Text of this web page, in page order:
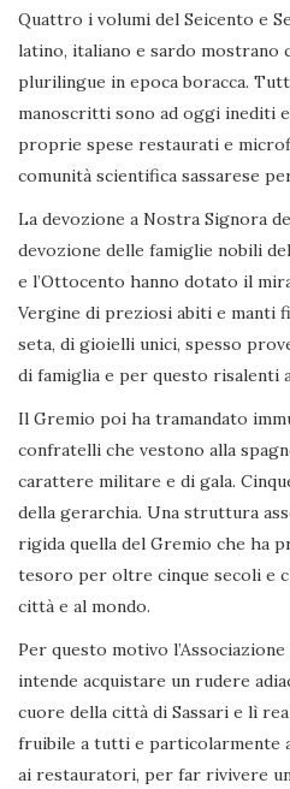
Quattro i volumi del Seicento e
latino, italiano e sardo mostrano
plurilingue in epoca boracca.
manoscritti sono ad oggi inediti
proprie spese restaurati e
comunità scientifica sassarese
La devozione a Nostra Signora
devozione delle famiglie nobili
e l’Ottocento hanno dotato il
Vergine di preziosi abiti e manti
seta, di gioielli unici, spesso
di famiglia e per questo risalenti
Il Gremio poi ha tramandato
confratelli che vestono alla
carattere militare e di gala.
della gerarchia. Una struttura
rigida quella del Gremio che ha
tesoro per oltre cinque secoli e
città e al mondo.
Per questo motivo
intende acquistare un rudere
cuore della città di Sassari e lì
fruibile a tutti e particolarmente
ai restauratori, per far rivivere